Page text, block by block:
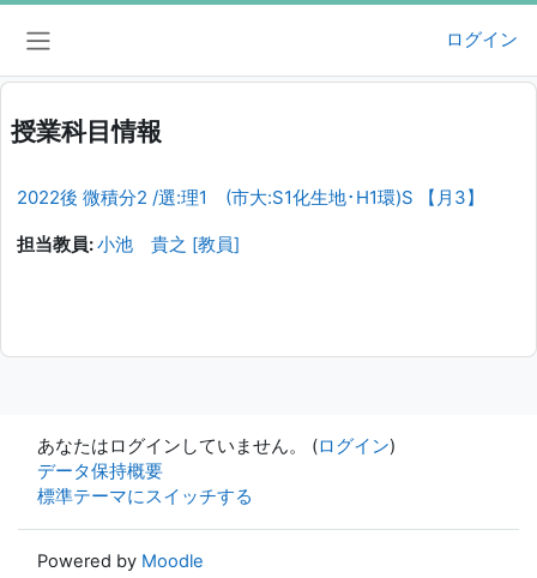
メインコンテンツへスキップする
ログイン
授業科目情報
2022後 微積分2 /選:理1 (市大:S1化生地･H1環)S 【月3】
担当教員:小池 貴之 [教員]
あなたはログインしていません。 (ログイン)
データ保持概要
標準テーマにスイッチする
Powered by Moodle